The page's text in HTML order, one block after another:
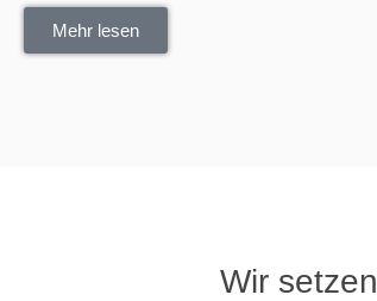
Mehr lesen
Wir setzen